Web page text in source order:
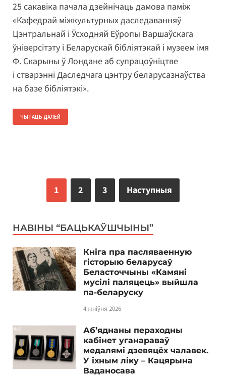
25 сакавіка пачала дзейнічаць дамова паміж
«Кафедрай міжкультурных даследаванняў
Цэнтральнай і Ўсходняй Еўропы Варшаўскага
ўніверсітэту і Беларускай бібліятэкай і музеем імя
Ф. Скарыны ў Лондане аб супрацоўніцтве
і стварэнні Даследчага цэнтру беларусазнаўства
на базе бібліятэкі».
ЧЫТАЦЬ ДАЛЕЙ
1 2 3 Наступныя
НАВІНЫ “БАЦЬКАЎШЧЫНЫ”
Кніга пра пасляваенную
гісторыю беларусаў
Беласточчыны «Камяні
мусілі паляцець» выйшла
па-беларуску
4 жніўня 2026
Аб’яднаны пераходны
кабінет уганараваў
медалямі дзевяцёх чалавек.
У іхным ліку – Кацярына
Ваданосава